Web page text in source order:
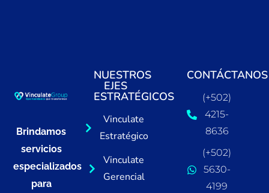
Brindamos
servicios
especializados
para
NUESTROS
EJES
ESTRATÉGICOS
Vinculate
Estratégico
Vinculate
Gerencial
CONTÁCTANOS
(+502)
4215-
8636
(+502)
5630-
4199